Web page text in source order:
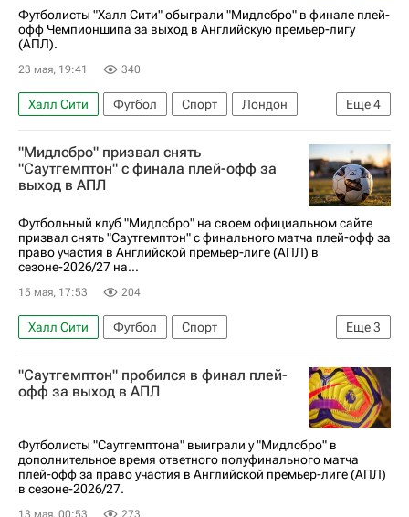
АПЛ 2026-2027 (Чемпионат Англии по футболу)
Кубок Англии
Канада
Футболисты "Халл Сити" обыграли "Мидлсбро" в финале плей-
офф Чемпионшипа за выход в Английскую премьер-лигу
(АПЛ).
23 мая, 19:41 340
Еще4
Халл Сити Футбол Спорт
Лондон
Оливер Макбёрни
Чемпионшип 2025-2026
Мидлсбро
АПЛ 2026-2027 (Чемпионат Англии по футболу)
"Мидлсбро" призвал снять
"Саутгемптон" с финала плей-офф за
выход в АПЛ
Футбольный клуб "Мидлсбро" на своем официальном сайте
призвал снять "Саутгемптон" с финального матча плей-офф за
право участия в Английской премьер-лиге (АПЛ) в
сезоне-2026/27 на...
15 мая, 17:53 204
Еще3
Халл Сити Футбол
Спорт
АПЛ 2026-2027 (Чемпионат Англии по футболу)
Мидлсбро
Саутгемптон
"Саутгемптон" пробился в финал плей-
офф за выход в АПЛ
Футболисты "Саутгемптона" выиграли у "Мидлсбро" в
дополнительное время ответного полуфинального матча
плей-офф за право участия в Английской премьер-лиге (АПЛ)
в сезоне-2026/27.
13 мая, 00:53 273